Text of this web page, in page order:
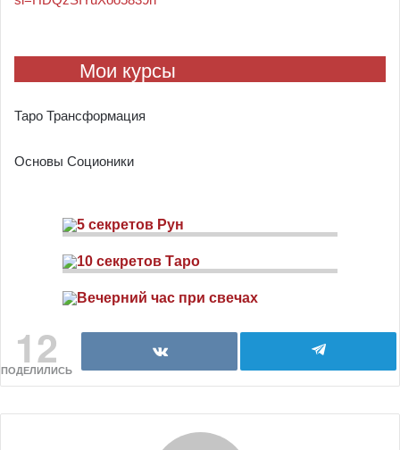
Мои курсы
Таро Трансформация
Основы Соционики
12
ПОДЕЛИЛИСЬ